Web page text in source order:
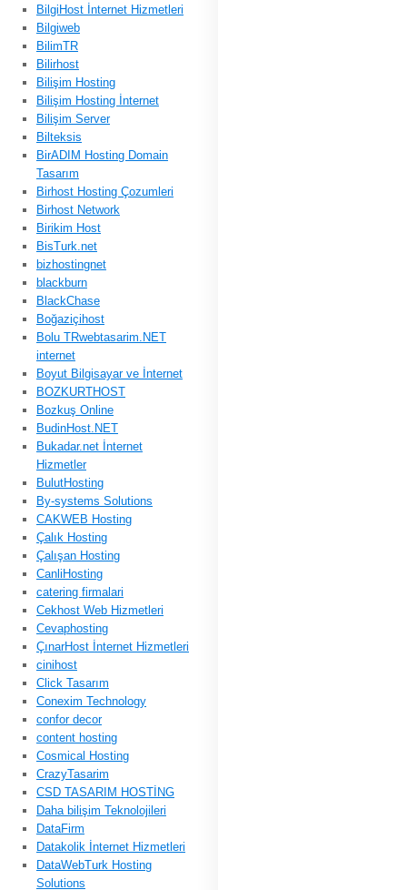
BilgiHost İnternet Hizmetleri
Bilgiweb
BilimTR
Bilirhost
Bilişim Hosting
Bilişim Hosting İnternet
Bilişim Server
Bilteksis
BirADIM Hosting Domain
Tasarım
Birhost Hosting Çozumleri
Birhost Network
Birikim Host
BisTurk.net
bizhostingnet
blackburn
BlackChase
Boğaziçihost
Bolu TRwebtasarim.NET
internet
Boyut Bilgisayar ve İnternet
BOZKURTHOST
Bozkuş Online
BudinHost.NET
Bukadar.net İnternet
Hizmetler
BulutHosting
By-systems Solutions
CAKWEB Hosting
Çalık Hosting
Çalışan Hosting
CanliHosting
catering firmalari
Cekhost Web Hizmetleri
Cevaphosting
ÇınarHost İnternet Hizmetleri
cinihost
Click Tasarım
Conexim Technology
confor decor
content hosting
Cosmical Hosting
CrazyTasarim
CSD TASARIM HOSTİNG
Daha bilişim Teknolojileri
DataFirm
Datakolik İnternet Hizmetleri
DataWebTurk Hosting
Solutions